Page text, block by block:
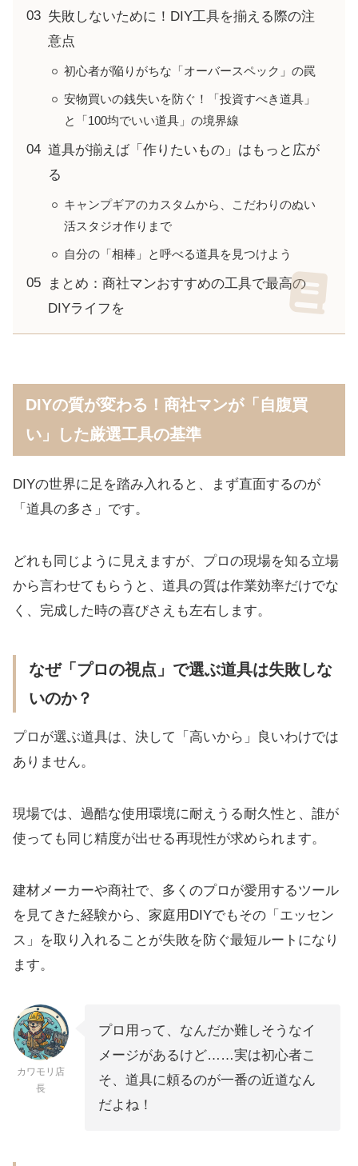
失敗しないために！DIY工具を揃える際の注
意点
初心者が陥りがちな「オーバースペック」の罠
安物買いの銭失いを防ぐ！「投資すべき道具」
と「100均でいい道具」の境界線
道具が揃えば「作りたいもの」はもっと広が
る
キャンプギアのカスタムから、こだわりのぬい
活スタジオ作りまで
自分の「相棒」と呼べる道具を見つけよう
まとめ：商社マンおすすめの工具で最高の
DIYライフを
DIYの質が変わる！商社マンが「自腹買
い」した厳選工具の基準
DIYの世界に足を踏み入れると、まず直面するのが
「道具の多さ」です。
どれも同じように見えますが、プロの現場を知る立場
から言わせてもらうと、道具の質は作業効率だけでな
く、完成した時の喜びさえも左右します。
なぜ「プロの視点」で選ぶ道具は失敗しな
いのか？
プロが選ぶ道具は、決して「高いから」良いわけでは
ありません。
現場では、過酷な使用環境に耐えうる耐久性と、誰が
使っても同じ精度が出せる再現性が求められます。
建材メーカーや商社で、多くのプロが愛用するツール
を見てきた経験から、家庭用DIYでもその「エッセン
ス」を取り入れることが失敗を防ぐ最短ルートになり
ます。
カワモリ店
長
プロ用って、なんだか難しそうなイ
メージがあるけど……実は初心者こ
そ、道具に頼るのが一番の近道なん
だよね！